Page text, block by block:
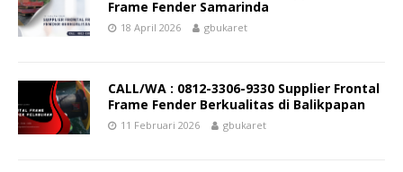
Frame Fender Samarinda
18 April 2026 gbukaret
CALL/WA : 0812-3306-9330 Supplier Frontal
Frame Fender Berkualitas di Balikpapan
11 Februari 2026 gbukaret